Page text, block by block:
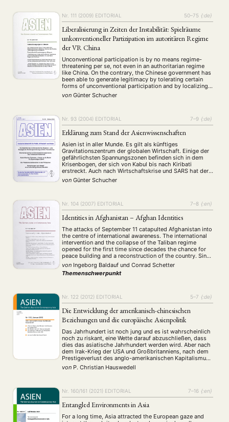
Nr. 111 (2009) EDITORIAL 50–75 {:de}
Liberalisierung in Zeiten der Instabilität: Spielräume
unkonventioneller Partizipation im autoritären Regime
der VR China
Unconventional participation is by no means regime-
threatening per se, not even in an authoritarian regime
like China. On the contrary, the Chinese government has
been able to generate legitimacy by tolerating certain
forms of unconventional participation and by localizing
responsibility for solving conflicts. The current
leadership in Beijing has chosen these strategies to
von Günter Schucher
Nr. 93 (2004) EDITORIAL 7–9 {:de}
Erklärung zum Stand der Asienwissenschaften
Asien ist in aller Munde. Es gilt als künftiges
Gravitationszentrum der globalen Wirtschaft. Einige der
gefährlichsten Spannungszonen befinden sich in dem
Krisenbogen, der sich von Kabul bis nach Kiribati
erstreckt. Auch nach Wirtschaftskrise und SARS hat der
asiatisch-pazifische Raum nicht an Attraktivität verloren.
Angesichts der wirtschaftlichen Lage in Deutschland und
von Günter Schucher
Nr. 104 (2007) EDITORIAL 7–8 {:en}
Identities in Afghanistan – Afghan Identities
The attacks of September 11 catapulted Afghanistan into
the centre of international awareness. The international
intervention and the collapse of the Taliban regime
opened for the first time since decades the chance for
peace building and a reconstruction of the country. Since
2001 thousands of soldiers, aid workers, consultants
and politicians rushed into the country …
von Ingeborg Baldauf und Conrad Schetter
Themenschwerpunkt
Nr. 122 (2012) EDITORIAL 5–7 {:de}
Die Entwicklung der amerikanisch-chinesischen
Beziehungen und die europäische Asienpolitik
Das Jahrhundert ist noch jung und es ist wahrscheinlich
noch zu riskant, eine Wette darauf abzuschließen, dass
dies das asiatische Jahrhundert werden wird. Aber nach
dem Irak-Krieg der USA und Großbritanniens, nach dem
Prestigeverlust des anglo-amerikanischen Kapitalismus-
Modells durch die Finanz- und Wirtschaftskrise von
2007-2008 und nach der Selbstschwächung Europas
von P. Christian Hauswedell
Nr. 160/161 (2021) EDITORIAL 7–16 {:en}
Entangled Environments in Asia
For a long time, Asia attracted the European gaze and